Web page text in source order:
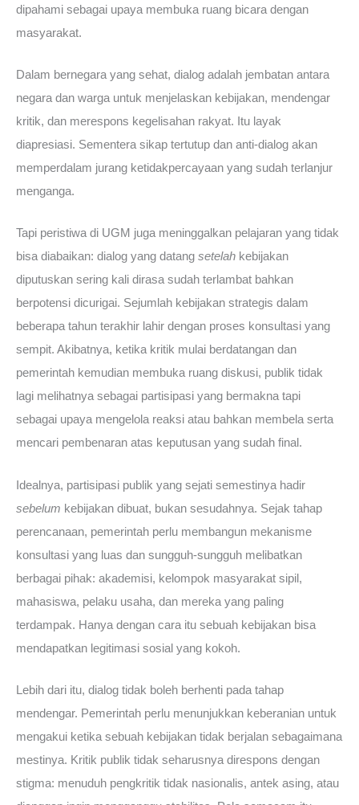
dipahami sebagai upaya membuka ruang bicara dengan
masyarakat.
Dalam bernegara yang sehat, dialog adalah jembatan antara
negara dan warga untuk menjelaskan kebijakan, mendengar
kritik, dan merespons kegelisahan rakyat. Itu layak
diapresiasi. Sementera sikap tertutup dan anti-dialog akan
memperdalam jurang ketidakpercayaan yang sudah terlanjur
menganga.
Tapi peristiwa di UGM juga meninggalkan pelajaran yang tidak
bisa diabaikan: dialog yang datang setelah kebijakan
diputuskan sering kali dirasa sudah terlambat bahkan
berpotensi dicurigai. Sejumlah kebijakan strategis dalam
beberapa tahun terakhir lahir dengan proses konsultasi yang
sempit. Akibatnya, ketika kritik mulai berdatangan dan
pemerintah kemudian membuka ruang diskusi, publik tidak
lagi melihatnya sebagai partisipasi yang bermakna tapi
sebagai upaya mengelola reaksi atau bahkan membela serta
mencari pembenaran atas keputusan yang sudah final.
Idealnya, partisipasi publik yang sejati semestinya hadir
sebelum kebijakan dibuat, bukan sesudahnya. Sejak tahap
perencanaan, pemerintah perlu membangun mekanisme
konsultasi yang luas dan sungguh-sungguh melibatkan
berbagai pihak: akademisi, kelompok masyarakat sipil,
mahasiswa, pelaku usaha, dan mereka yang paling
terdampak. Hanya dengan cara itu sebuah kebijakan bisa
mendapatkan legitimasi sosial yang kokoh.
Lebih dari itu, dialog tidak boleh berhenti pada tahap
mendengar. Pemerintah perlu menunjukkan keberanian untuk
mengakui ketika sebuah kebijakan tidak berjalan sebagaimana
mestinya. Kritik publik tidak seharusnya direspons dengan
stigma: menuduh pengkritik tidak nasionalis, antek asing, atau